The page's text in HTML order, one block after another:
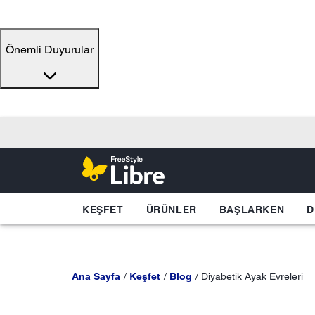
Önemli Duyurular
KEŞFET ÜRÜNLER BAŞLARKEN
Ana Sayfa Keşfet Blog Diyabetik Ayak Evreleri